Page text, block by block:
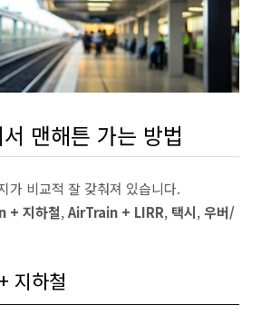
맨해튼 가는 방법
가 비교적 잘 갖춰져 있습니다.
+ 지하철,AirTrain + LIRR, 택시,우버/
하철